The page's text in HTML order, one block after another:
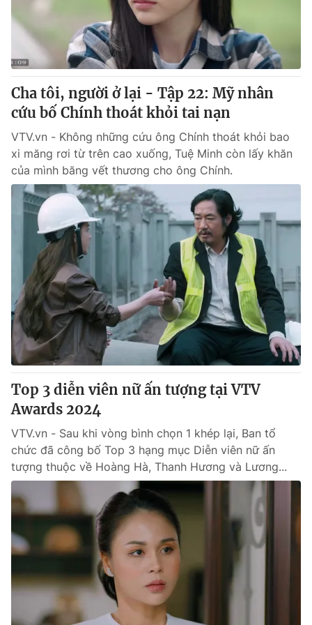
Sản phẩm
Thị trường
Tư vấn
Lịch phát sóng
Chuyên mục khác
Emagazine Podcast
Photo Infographic
Video Shorts video
VTV Money VTV Thể thao
VTV Sức khoẻ Bất động sản
Thị trường 24h Tấm lòng Việt
VTV4 Vươn mình bằng AI
VTV9 VTV8
Liên hệ tòa soạn English
THỜI BÁO VTV
Theo dõi báo trên
Cơ quan chủ quản: Đài Truyền hình Việt Nam
Cơ quan báo chí:
Thời báo VTV
Cha tôi, người ở lại - Tập 22: Mỹ nhân
cứu bố Chính thoát khỏi tai nạn
VTV.vn - Không những cứu ông Chính thoát khỏi bao
xi măng rơi từ trên cao xuống, Tuệ Minh còn lấy khăn
của mình băng vết thương cho ông Chính.
Top 3 diễn viên nữ ấn tượng tại VTV
Awards 2024
VTV.vn - Sau khi vòng bình chọn 1 khép lại, Ban tổ
chức đã công bố Top 3 hạng mục Diễn viên nữ ấn
tượng thuộc về Hoàng Hà, Thanh Hương và Lương...